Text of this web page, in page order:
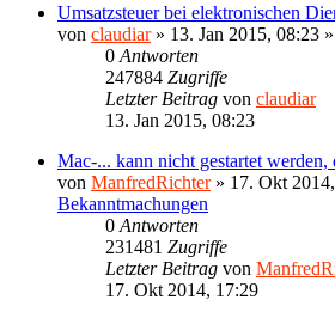
Umsatzsteuer bei elektronischen
von claudiar» 13. Jan 2015, 08:23
0 Antworten
247884 Zugriffe
Letzter Beitrag von claudiar
13. Jan 2015, 08:23
Mac-... kann nicht gestartet werden,
von ManfredRichter» 17. Okt
Bekanntmachungen
0 Antworten
231481 Zugriffe
Letzter Beitrag von
17. Okt 2014, 17:29